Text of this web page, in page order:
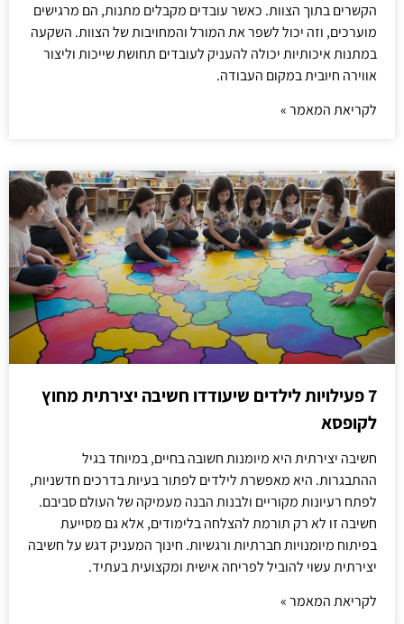
הקשרים בתוך הצוות. כאשר עובדים מקבלים מתנות, הם מרגישים
מוערכים, וזה יכול לשפר את המורל והמחויבות של הצוות. השקעה
במתנות איכותיות יכולה להעניק לעובדים תחושת שייכות וליצור
אווירה חיובית במקום העבודה.
לקריאת המאמר »
7 פעילויות לילדים שיעודדו חשיבה יצירתית מחוץ
לקופסא
חשיבה יצירתית היא מיומנות חשובה בחיים, במיוחד בגיל
ההתבגרות. היא מאפשרת לילדים לפתור בעיות בדרכים חדשניות,
לפתח רעיונות מקוריים ולבנות הבנה מעמיקה של העולם סביבם.
חשיבה זו לא רק תורמת להצלחה בלימודים, אלא גם מסייעת
בפיתוח מיומנויות חברתיות ורגשיות. חינוך המעניק דגש על חשיבה
יצירתית עשוי להוביל לפריחה אישית ומקצועית בעתיד.
לקריאת המאמר »